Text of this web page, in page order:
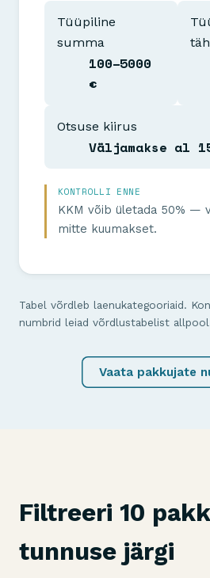
Tüüpiline
summa
100–5000
€
Otsuse kiirus
Väljamakse al
KONTROLLI ENNE
KKM võib ületada 50% —
mitte kuumakset.
Tabel võrdleb laenukategooriaid.
numbrid leiad võrdlustabelist
Vaata pakkujate
Filtreeri 10
tunnuse järgi